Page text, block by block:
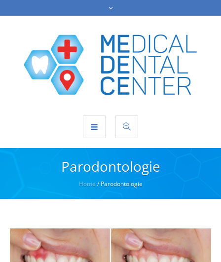
Parodontologie
Home /Parodontologie